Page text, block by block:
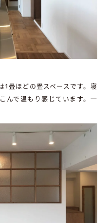
1畳ほどの畳スペースです。寝
んで温もり感じています。一